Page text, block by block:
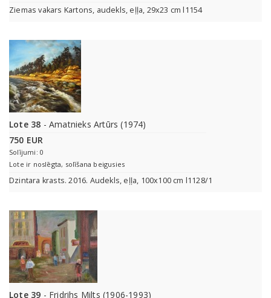
Ziemas vakars Kartons, audekls, eļļa, 29x23 cm l1154
Lote 38 - Amatnieks Artūrs (1974)
750 EUR
Solījumi: 0
Lote ir noslēgta, solīšana beigusies
Dzintara krasts. 2016. Audekls, eļļa, 100x100 cm l1128/1
Lote 39 - Fridrihs Milts (1906-1993)